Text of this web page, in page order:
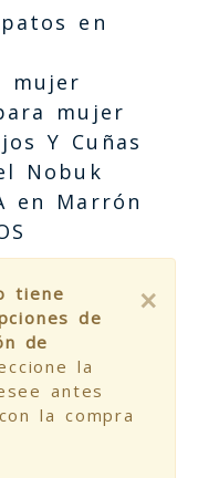
en
mujer
mujer
Y Cuñas
Nobuk
en Marrón
×
tiene
de
de
la
antes
la compra